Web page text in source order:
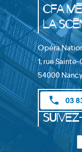
CFA
la
Opéra
1, rue
54000
phone 03